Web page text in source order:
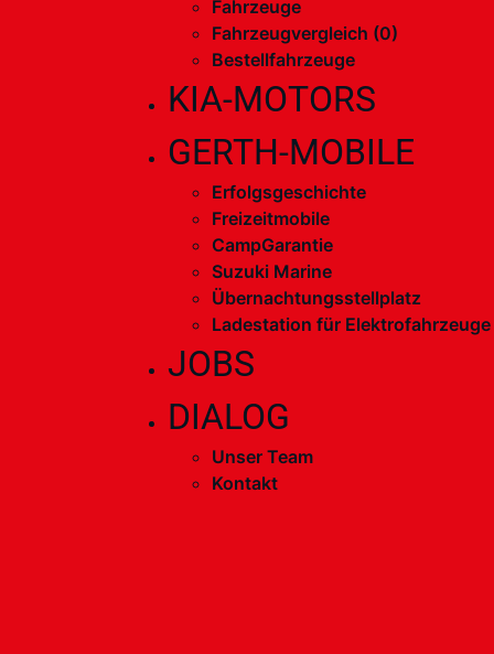
Fahrzeuge
Fahrzeugvergleich (0)
Bestellfahrzeuge
KIA-MOTORS
GERTH-MOBILE
Erfolgsgeschichte
Freizeitmobile
CampGarantie
Suzuki Marine
Übernachtungsstellplatz
Ladestation für Elektrofahrzeuge
JOBS
DIALOG
Unser Team
Kontakt